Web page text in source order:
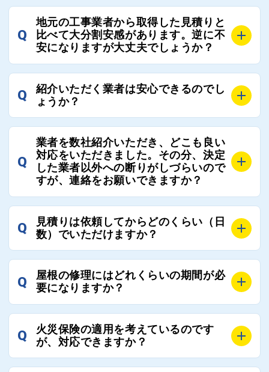
し、総合的に判断ください。
また、選定に迷った際などは屋根コネクト事務局へご
連絡いただければ、お客様の屋根修理を全面的にフォ
ローさせていただきます。お気軽にご相談ください。
全国300社以上の登録業者がございますので、プラス
でご紹介の要望をいただければ、即時屋根コネクトに
て対応させていただきます。お気軽にお申し付けくだ
Q
地元の工事業者から取得した見積りと
比べて大分割安感があります。逆に不
安になりますが大丈夫でしょうか？
残念ながら、リフォーム業界は費用の内訳に不透明な
部分が多く、一見同じ工事でも１００万円以上の差が
出る場合もあります。
屋根コネクトではそのような不安を抱えてしまう屋根
の修理において、適正で公正な工事業者選びのお手伝
いをさせていただくサイトでございます。
まだまだそのような業界だからこそ比較が重要になり
ますので、是非屋根コネクトを活用ください。
Q
紹介いただく業者は安心できるのでし
ょうか？
屋根コネクトでは、お客様の安心を支える「優良工事
業者チェック制度」を設けております。
屋根コネクトにて定期的にお客様アンケートを実施
し、そこで評価の低かった業者は事実確認の上で、屋
根コネクトの判断により即時登録を解除できる契約と
優良業者のみをご紹介できる体制により、お客様の安
心と信頼を維持しております。
Q
業者を数社紹介いただき、どこも良い
対応をいただきました。その分、決定
した業者以外への断りがしづらいので
すが、連絡をお願いできますか？
屋根コネクトにお任せください。屋根コネクトでは、
工事業者へのお断りも無料で代行しております。
ご質問いただいたような、お客様が心苦しい思いをさ
れる必要はございませんので、いつでもお気軽にご相
談ください。
Q
見積りは依頼してからどのくらい（日
数）でいただけますか？
工事業者にもよりますが、おおよそ現地調査後3日～1
週間前後にはお届けできます。
ご連絡いただき、屋根コネクトから直ちに紹介の工事
業者へ状況確認の連絡をし、即時対応するよう指示を
いたしますので、お気軽にお申し付けください。
Q
屋根の修理にはどれくらいの期間が必
要になりますか？
工事業者の状況や屋根の状態、工事の内容、天候によ
って工事期間は変わりますが、目安としては、おおよ
そ3日～6日となります。
また、急ぎの場合などは屋根コネクトとしても全面的
Q
火災保険の適用を考えているのです
が、対応できますか？